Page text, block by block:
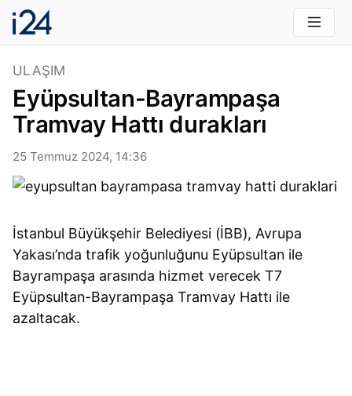
ULAŞIM
Eyüpsultan-Bayrampaşa
Tramvay Hattı durakları
25 Temmuz 2024, 14:36
İstanbul Büyükşehir Belediyesi (İBB), Avrupa
Yakası’nda trafik yoğunluğunu Eyüpsultan ile
Bayrampaşa arasında hizmet verecek T7
Eyüpsultan-Bayrampaşa Tramvay Hattı ile
azaltacak.